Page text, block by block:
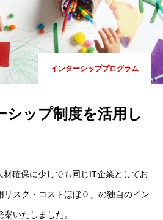
インターシッププログラム
シップ制度を活用し
確保に少しでも同じIT企業としてお
リスク・コストほぼ０」の独自のイン
いたしました。